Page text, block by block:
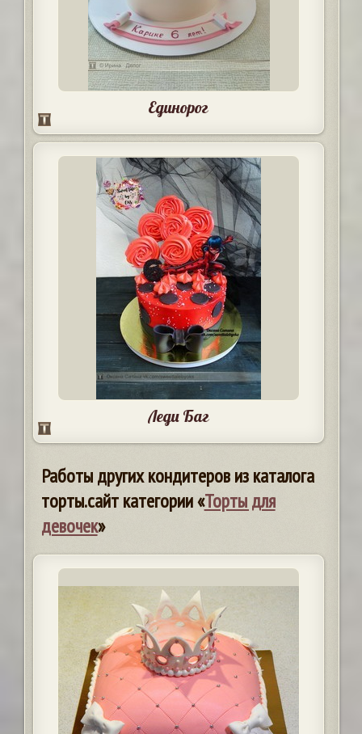
Единорог
Леди Баг
Работы других кондитеров из каталога
торты.сайт категории «Торты для
девочек»